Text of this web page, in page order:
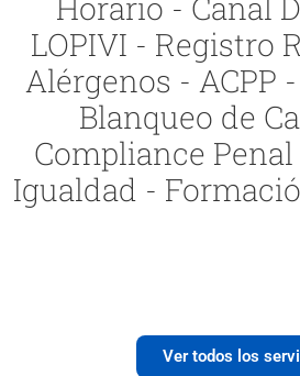
Horario - Canal
LOPIVI - Registro
Alérgenos - ACPP
Blanqueo de
Compliance
Igualdad -
Ver todos los